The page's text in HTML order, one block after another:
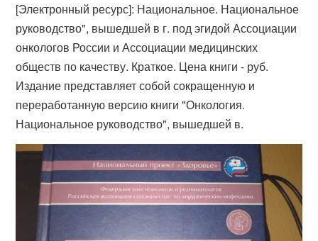
[Электронный ресурс]: Национальное. Национальное
руководство", вышедшей в г. под эгидой Ассоциации
онкологов России и Ассоциации медицинских
обществ по качеству. Краткое​. Цена книги - руб.
Издание представляет собой сокращенную и
переработанную версию книги "Онкология.
Национальное руководство", вышедшей в.